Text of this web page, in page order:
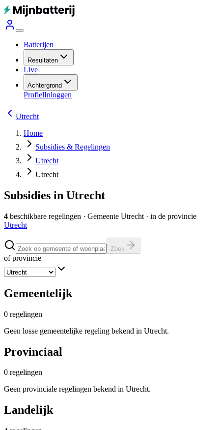
Batterijen
Resultaten
Live
Achtergrond
ProfielInloggen
Utrecht
Home
Subsidies & Regelingen
Utrecht
Utrecht
Subsidies in Utrecht
4 beschikbare regelingen · Gemeente Utrecht · in de provincie
Utrecht
Zoek
of provincie
Gemeentelijk
0 regelingen
Geen losse gemeentelijke regeling bekend in Utrecht.
Provinciaal
0 regelingen
Geen provinciale regelingen bekend in Utrecht.
Landelijk